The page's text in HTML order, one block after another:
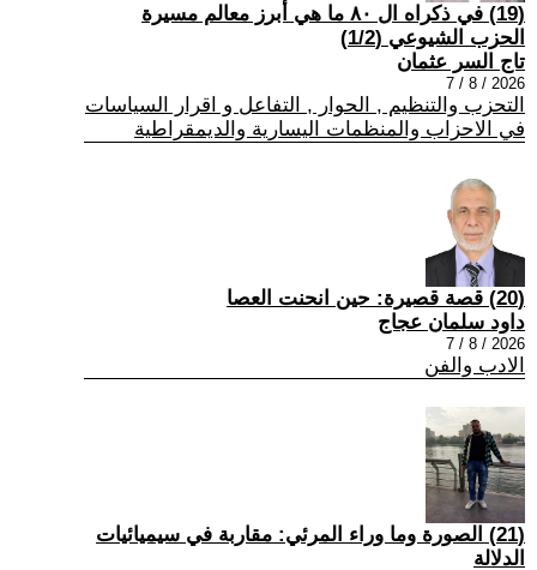
(19) في ذكراه ال ٨٠ ما هي أبرز معالم مسيرة
الحزب الشيوعي (1/2)
تاج السر عثمان
2026 / 8 / 7
التحزب والتنظيم , الحوار , التفاعل و اقرار السياسات
في الاحزاب والمنظمات اليسارية والديمقراطية
(20) قصة قصيرة: حين انحنت العصا
داود سلمان عجاج
2026 / 8 / 7
الادب والفن
(21) الصورة وما وراء المرئي: مقاربة في سيميائيات
الدلالة